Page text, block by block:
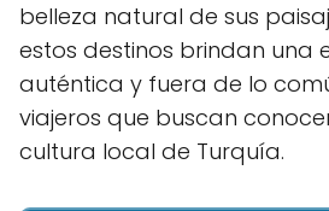
belleza natural de sus
estos destinos brindan una
auténtica y fuera de lo
viajeros que buscan
cultura local de Turquía.